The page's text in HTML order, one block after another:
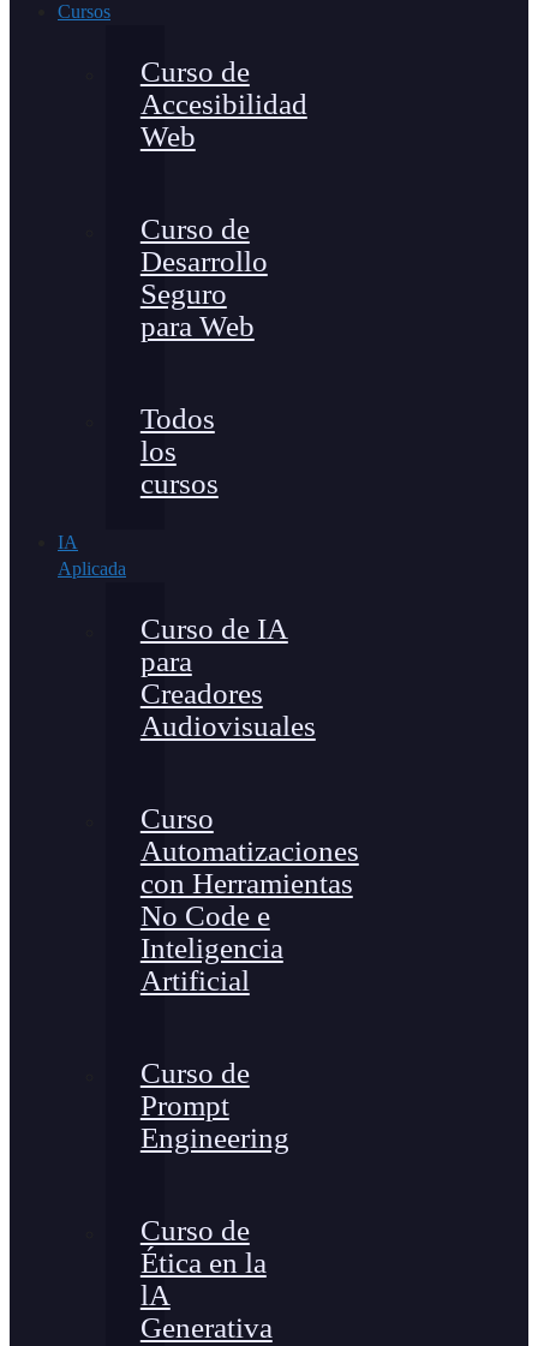
Cursos
Curso de
Accesibilidad
Web
Curso de
Desarrollo
Seguro
para Web
Todos
los
cursos
IA
Aplicada
Curso de IA
para
Creadores
Audiovisuales
Curso
Automatizaciones
con Herramientas
No Code e
Inteligencia
Artificial
Curso de
Prompt
Engineering
Curso de
Ética en la
lA
Generativa